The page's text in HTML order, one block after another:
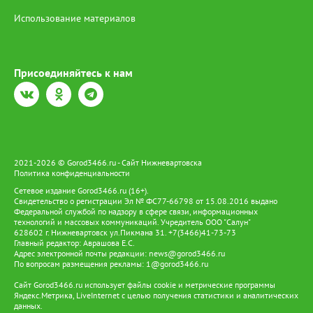
Использование материалов
Присоединяйтесь к нам
2021-2026 © Gorod3466.ru - Сайт Нижневартовска
Политика конфиденциальности
Сетевое издание Gorod3466.ru (16+).
Свидетельство о регистрации Эл № ФС77-66798 от 15.08.2016 выдано
Федеральной службой по надзору в сфере связи, информационных
технологий и массовых коммуникаций. Учредитель ООО "Салун"
628602 г. Нижневартовск ул.Пикмана 31. +7(3466)41-73-73
Главный редактор: Аврашова Е.С.
Адрес электронной почты редакции: news@gorod3466.ru
По вопросам размещения рекламы: 1@gorod3466.ru
Сайт Gorod3466.ru использует файлы cookie и метрические программы
Яндекс.Метрика, LiveInternet с целью получения статистики и аналитических
данных.